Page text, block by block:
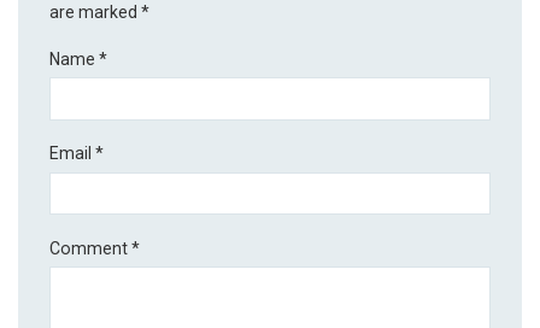
are marked*
Name*
Email*
Comment*